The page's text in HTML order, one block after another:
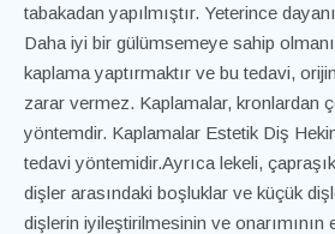
tabakadan yapılmıştır. Yeterince
Daha iyi bir gülümsemeye sahip
kaplama yaptırmaktır ve bu tedavi,
zarar vermez. Kaplamalar, kronlardan
yöntemdir. Kaplamalar Estetik Diş
tedavi yöntemidir.Ayrıca lekeli,
dişler arasındaki boşluklar ve küçük
dişlerin iyileştirilmesinin ve onarımının